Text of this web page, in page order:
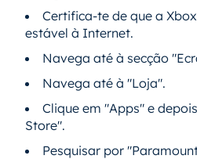
Certifica-te de que a
estável à Internet.
Navega até à secção
Navega até à "Loja".
Clique em "Apps" e
Store".
Pesquisar por